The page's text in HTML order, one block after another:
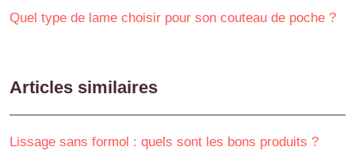
Quel type de lame choisir pour son couteau de poche ?
Articles similaires
Lissage sans formol : quels sont les bons produits ?